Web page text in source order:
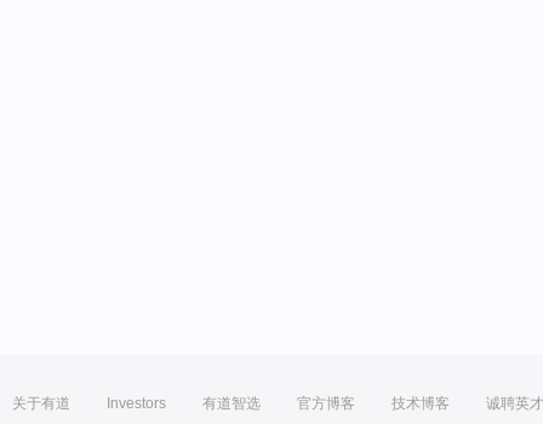
关于有道 Investors 有道智选 官方博客 技术博客 诚聘英才